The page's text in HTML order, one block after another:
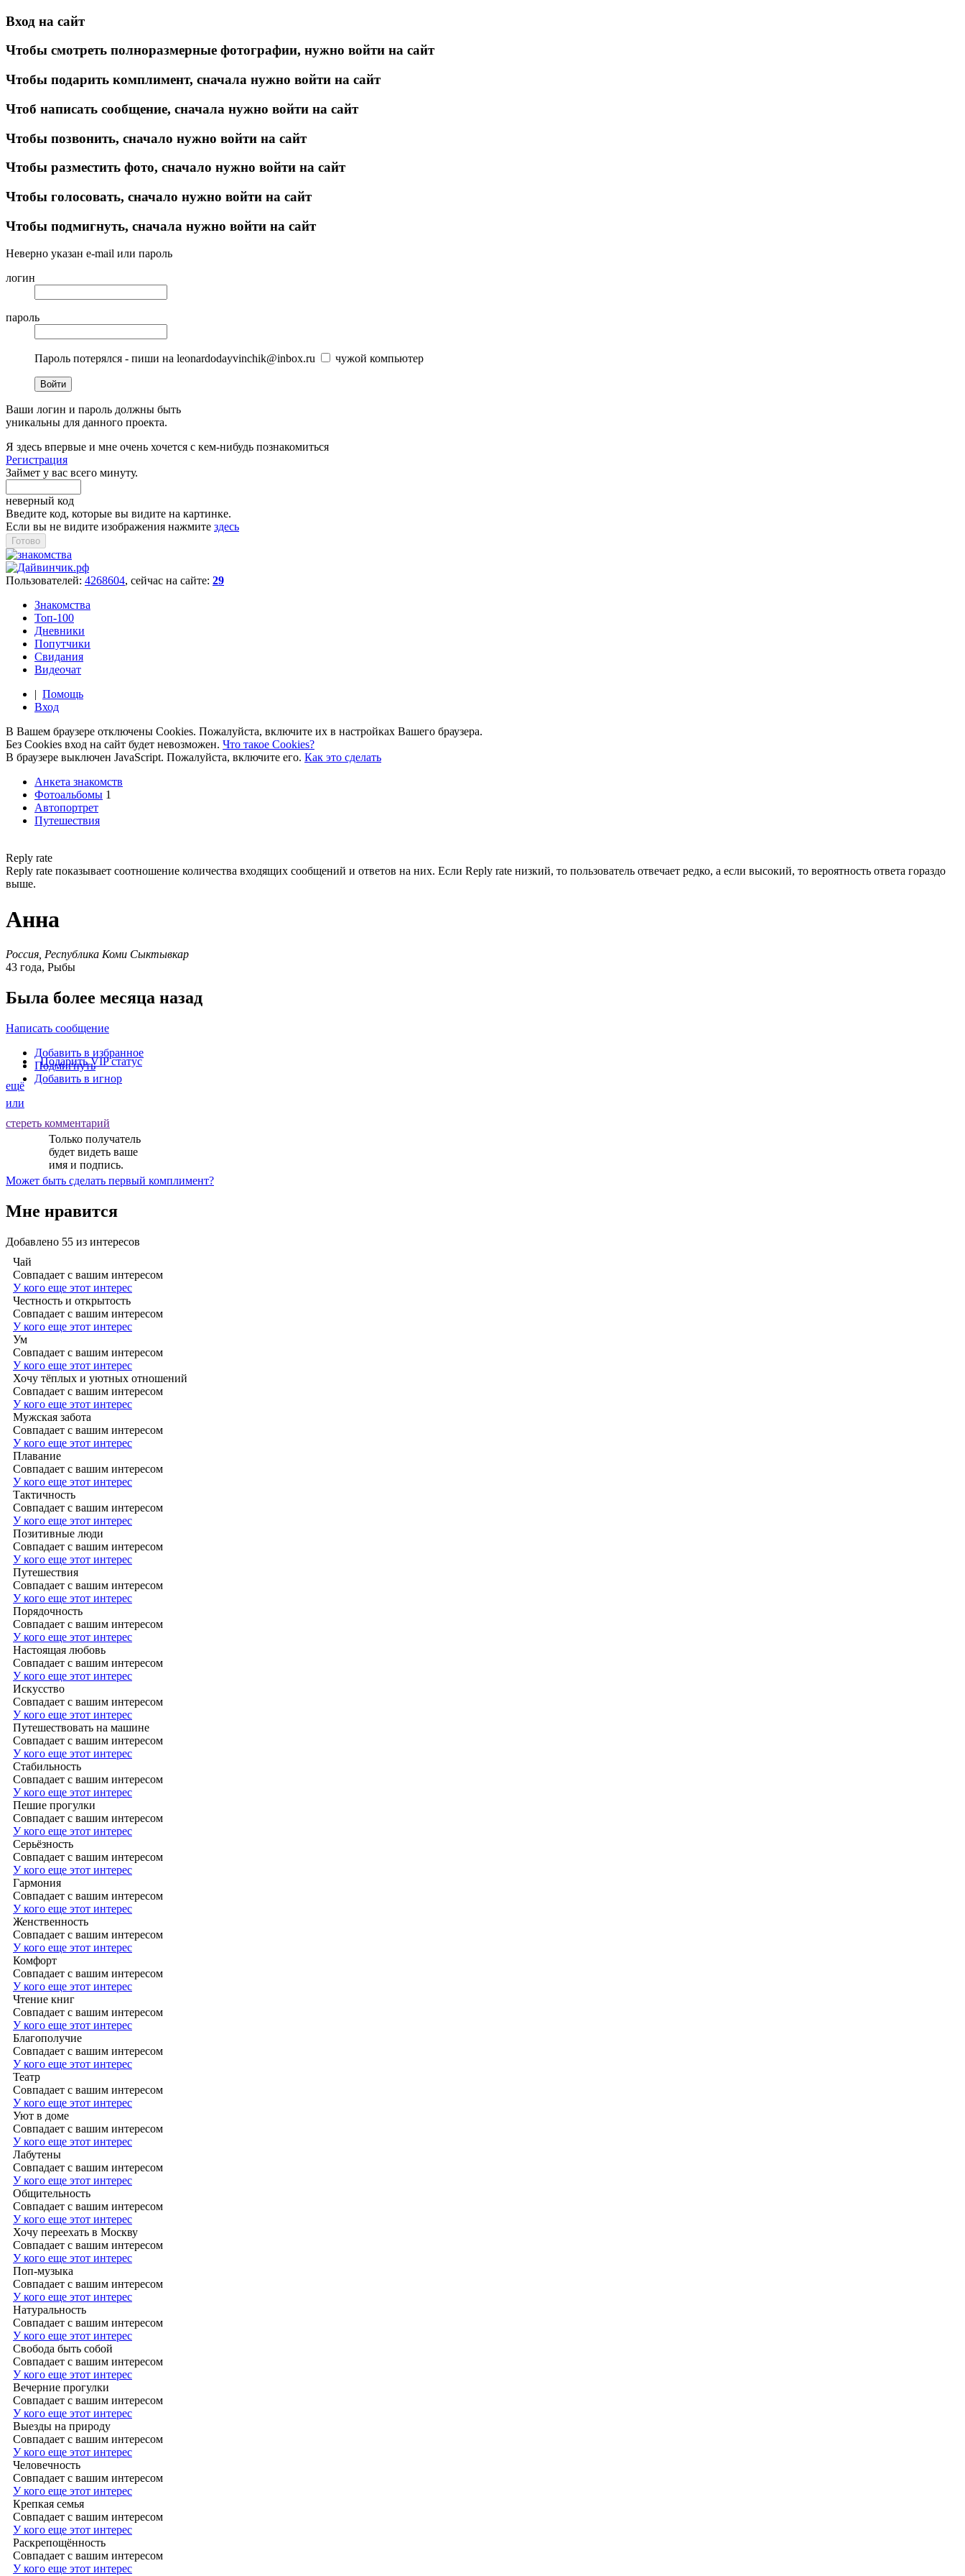
Вход на сайт
Чтобы смотреть полноразмерные фотографии, нужно войти на сайт
Чтобы подарить комплимент, сначала нужно войти на сайт
Чтоб написать сообщение, сначала нужно войти на сайт
Чтобы позвонить, сначало нужно войти на сайт
Чтобы разместить фото, сначало нужно войти на сайт
Чтобы голосовать, сначало нужно войти на сайт
Чтобы подмигнуть, сначала нужно войти на сайт
Неверно указан e-mail или пароль
логин
пароль
Пароль потерялся - пиши на leonardodayvinchik@inbox.ru чужой компьютер
Войти
Ваши логин и пароль должны быть
уникальны для данного проекта.
Я здесь впервые и мне очень хочется с кем-нибудь познакомиться
Регистрация
Займет у вас всего минуту.
неверный код
Введите код, которые вы видите на картинке.
Если вы не видите изображения нажмите здесь
Пользователей: 4268604, cейчас на сайте: 29
Знакомства
Топ-100
Дневники
Попутчики
Свидания
Видеочат
Помощь
Вход
В Вашем браузере отключены Cookies. Пожалуйста, включите их в настройках Вашего браузера.
Без Cookies вход на сайт будет невозможен. Что такое Cookies?
В браузере выключен JavaScript. Пожалуйста, включите его. Как это сделать
Анкета знакомств
Фотоальбомы 1
Автопортрет
Путешествия
Reply rate
Reply rate показывает соотношение количества входящих сообщений и ответов на них. Если Reply rate низкий, то пользователь отвечает редко, а если высокий, то вероятность ответа гораздо
выше.
Анна
Россия, Республика Коми Сыктывкар
43 года, Рыбы
Была более месяца назад
Написать сообщение
Добавить в избранное
Подмигнуть
Добавить в игнор
или
Подарить VIP статус
ещё
стереть комментарий
Только получатель
будет видеть ваше
имя и подпись.
Может быть сделать первый комплимент?
Мне нравится
Добавлено 55 из интересов
Чай
Совпадает с вашим интересом
У кого еще этот интерес
Честность и открытость
Совпадает с вашим интересом
У кого еще этот интерес
Ум
Совпадает с вашим интересом
У кого еще этот интерес
Хочу тёплых и уютных отношений
Совпадает с вашим интересом
У кого еще этот интерес
Мужская забота
Совпадает с вашим интересом
У кого еще этот интерес
Плавание
Совпадает с вашим интересом
У кого еще этот интерес
Тактичность
Совпадает с вашим интересом
У кого еще этот интерес
Позитивные люди
Совпадает с вашим интересом
У кого еще этот интерес
Путешествия
Совпадает с вашим интересом
У кого еще этот интерес
Порядочность
Совпадает с вашим интересом
У кого еще этот интерес
Настоящая любовь
Совпадает с вашим интересом
У кого еще этот интерес
Искусство
Совпадает с вашим интересом
У кого еще этот интерес
Путешествовать на машине
Совпадает с вашим интересом
У кого еще этот интерес
Стабильность
Совпадает с вашим интересом
У кого еще этот интерес
Пешие прогулки
Совпадает с вашим интересом
У кого еще этот интерес
Серьёзность
Совпадает с вашим интересом
У кого еще этот интерес
Гармония
Совпадает с вашим интересом
У кого еще этот интерес
Женственность
Совпадает с вашим интересом
У кого еще этот интерес
Комфорт
Совпадает с вашим интересом
У кого еще этот интерес
Чтение книг
Совпадает с вашим интересом
У кого еще этот интерес
Благополучие
Совпадает с вашим интересом
У кого еще этот интерес
Театр
Совпадает с вашим интересом
У кого еще этот интерес
Уют в доме
Совпадает с вашим интересом
У кого еще этот интерес
Лабутены
Совпадает с вашим интересом
У кого еще этот интерес
Общительность
Совпадает с вашим интересом
У кого еще этот интерес
Хочу переехать в Москву
Совпадает с вашим интересом
У кого еще этот интерес
Поп-музыка
Совпадает с вашим интересом
У кого еще этот интерес
Натуральность
Совпадает с вашим интересом
У кого еще этот интерес
Свобода быть собой
Совпадает с вашим интересом
У кого еще этот интерес
Вечерние прогулки
Совпадает с вашим интересом
У кого еще этот интерес
Выезды на природу
Совпадает с вашим интересом
У кого еще этот интерес
Человечность
Совпадает с вашим интересом
У кого еще этот интерес
Крепкая семья
Совпадает с вашим интересом
У кого еще этот интерес
Раскрепощённость
Совпадает с вашим интересом
У кого еще этот интерес